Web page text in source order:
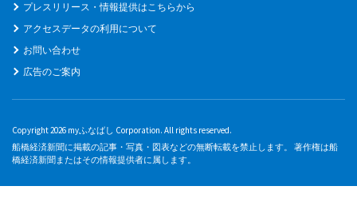
プレスリリース・情報提供はこちらから
アクセスデータの利用について
お問い合わせ
広告のご案内
Copyright 2026 myふなばし Corporation. All rights reserved.
船橋経済新聞に掲載の記事・写真・図表などの無断転載を禁止します。 著作権は船
橋経済新聞またはその情報提供者に属します。